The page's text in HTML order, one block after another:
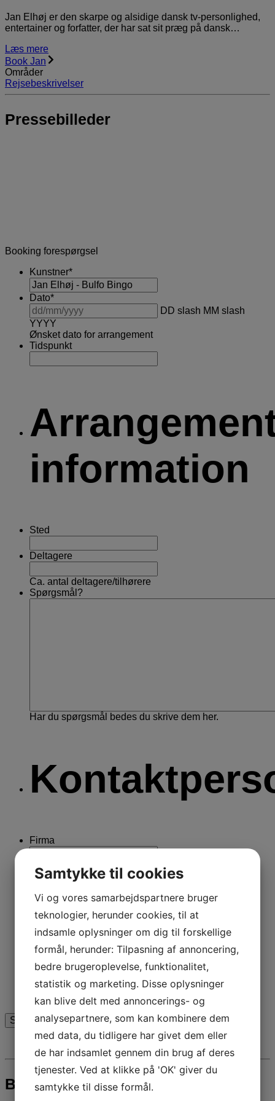
Jan Elhøj er den skarpe og alsidige dansk tv-personlighed,
entertainer og forfatter, der har sat sit præg på dansk…
Læs mere
Book Jan
Områder
Rejsebeskrivelser
Pressebilleder
Booking forespørgsel
Kunstner*
Dato*
DD slash MM slash
YYYY
Ønsket dato for arrangement
Tidspunkt
information
Sted
Deltagere
Ca. antal deltagere/tilhørere
Spørgsmål?
Har du spørgsmål bedes du skrive dem her.
Firma
Kontaktpersons navn*
Telefon
Email*
Modtag nyhedsbrev
Ja tak
Klik i boxen for at tilmelde dig vores nyhedsbrev
Jeg er ikke en robot
Booking
Samtykke til cookies
Vi og vores samarbejdspartnere bruger
teknologier, herunder cookies, til at
indsamle oplysninger om dig til forskellige
formål, herunder: Tilpasning af annoncering,
bedre brugeroplevelse, funktionalitet,
statistik og marketing. Disse oplysninger
kan blive delt med annoncerings- og
analysepartnere, som kan kombinere dem
med data, du tidligere har givet dem eller
de har indsamlet gennem din brug af deres
tjenester. Ved at klikke på 'OK' giver du
samtykke til disse formål.